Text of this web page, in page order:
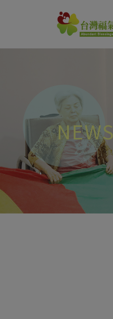
NEWS